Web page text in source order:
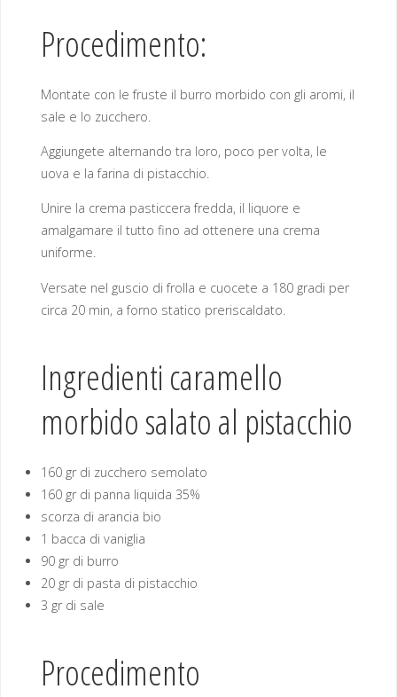
Procedimento:
Montate con le fruste il burro morbido con gli aromi, il
sale e lo zucchero.
Aggiungete alternando tra loro, poco per volta, le
uova e la farina di pistacchio.
Unire la crema pasticcera fredda, il liquore e
amalgamare il tutto fino ad ottenere una crema
uniforme.
Versate nel guscio di frolla e cuocete a 180 gradi per
circa 20 min, a forno statico preriscaldato.
Ingredienti caramello
morbido salato al pistacchio
160 gr di zucchero semolato
160 gr di panna liquida 35%
scorza di arancia bio
1 bacca di vaniglia
90 gr di burro
20 gr di pasta di pistacchio
3 gr di sale
Procedimento